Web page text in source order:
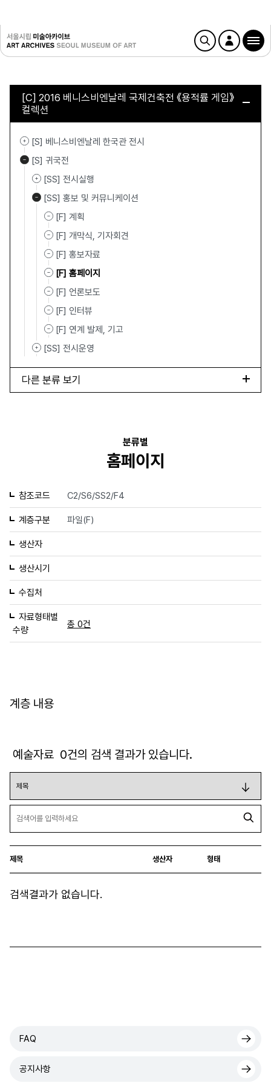
[C] 2016 베니스비엔날레 국제건축전 《용적률 게임》
컬렉션
[S] 베니스비엔날레 한국관 전시
[S] 귀국전
[SS] 전시실행
[SS] 홍보 및 커뮤니케이션
[F] 계획
[F] 개막식, 기자회견
[F] 홍보자료
[F] 홈페이지
[F] 언론보도
[F] 인터뷰
[F] 연계 발제, 기고
[SS] 전시운영
다른 분류 보기
분류별
홈페이지
참조코드 C2/S6/SS2/F4
계층구분 파일(F)
생산자
생산시기
수집처
자료형태별
수량
총 0건
계층 내용
예술자료 0건의 검색 결과가 있습니다.
제목 생산자 형태
검색결과가 없습니다.
FAQ
공지사항